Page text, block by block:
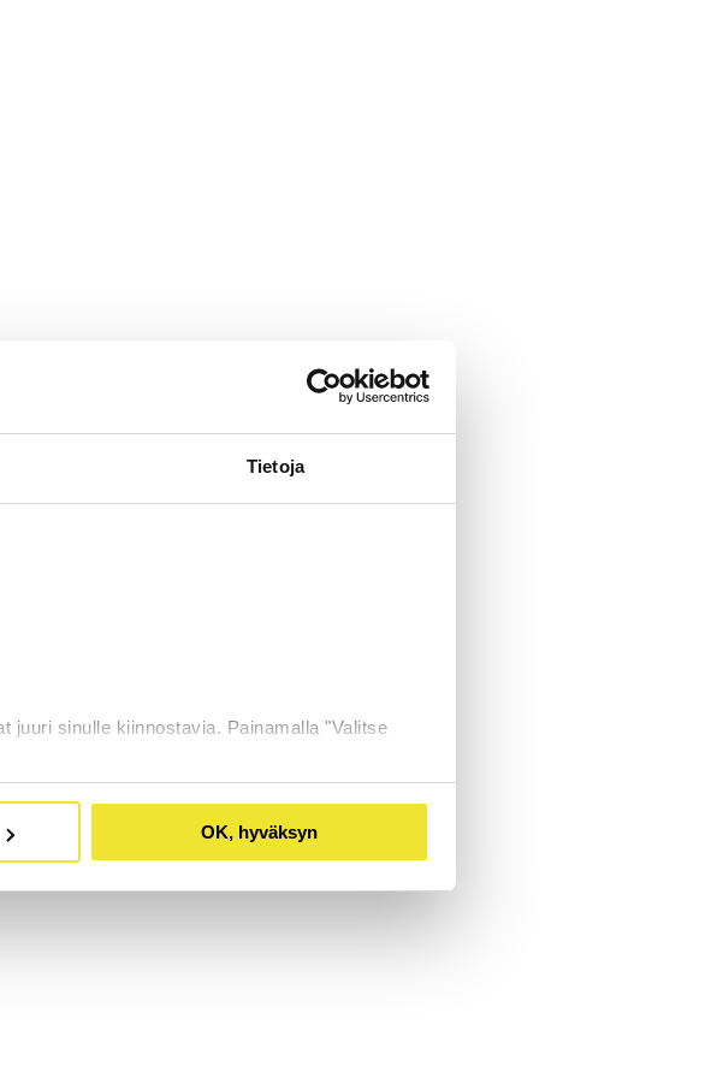
Tietoja
juuri sinulle kiinnostavia. Painamalla "Valitse
OK, hyväksyn